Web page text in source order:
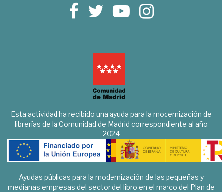
Esta actividad ha recibido una ayuda para la modernización de
librerías de la Comunidad de Madrid correspondiente al año
2024
Ayudas públicas para la modernización de las pequeñas y
medianas empresas del sector del libro en el marco del Plan de